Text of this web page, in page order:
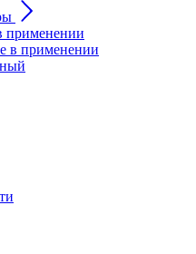
применении
в применении